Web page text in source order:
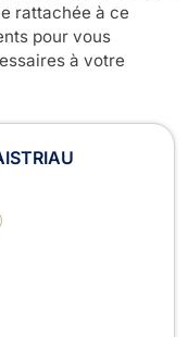
rattachée à ce
pour vous
à votre